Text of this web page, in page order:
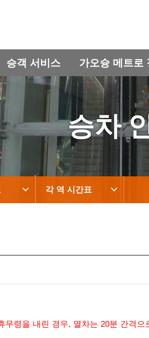
승객 서비스 가오슝 메트로
승차
각 역 시간표
무령을 내린 경우, 열차는 20분 간격